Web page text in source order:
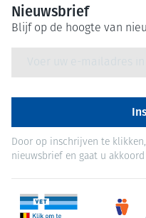
Nieuwsbrief
Blijf op de hoogte van
Door op inschrijven te
nieuwsbrief en gaat u